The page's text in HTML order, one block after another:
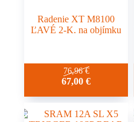
Radenie XT M8100
ĽAVÉ 2-K. na objímku
76,96€
67,00€